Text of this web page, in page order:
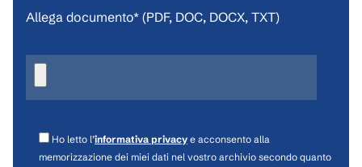
Allega documento* (PDF, DOC, DOCX, TXT)
Ho letto l’informativa privacy e acconsento alla
memorizzazione dei miei dati nel vostro archivio secondo quanto